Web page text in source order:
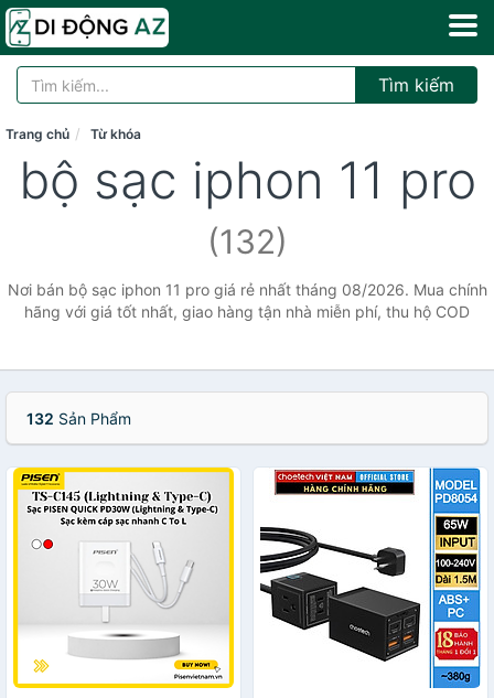
Tìm kiếm
Trang chủ Từ khóa
bộ sạc iphon 11 pro
(132)
Nơi bán bộ sạc iphon 11 pro giá rẻ nhất tháng 08/2026. Mua chính
hãng với giá tốt nhất, giao hàng tận nhà miễn phí, thu hộ COD
132 Sản Phẩm